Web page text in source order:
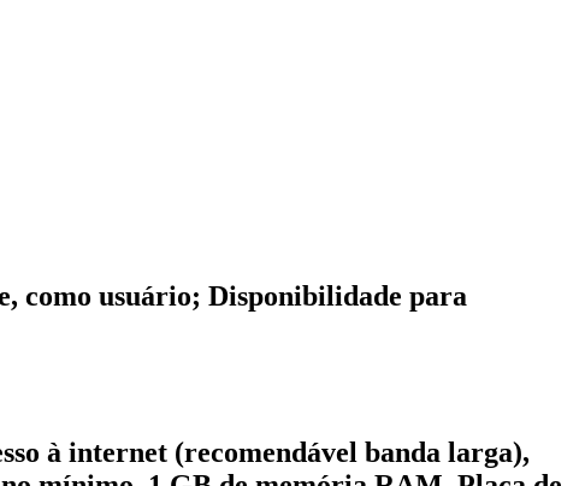
como usuário; Disponibilidade para
à internet (recomendável banda larga),